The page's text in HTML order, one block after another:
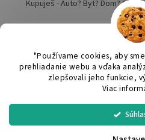
"Používame cookies, aby
prehliadanie webu a vďaka
zlepšovali jeho funkcie,
Viac
SPRACUJEME a ODOŠLEME do 24 hodín
DARČEK ku KAŽDEJ objednávke nad
Kupuješ - Auto? Byt? Dom?
FEŠI AUTO -
práva vyhradené.